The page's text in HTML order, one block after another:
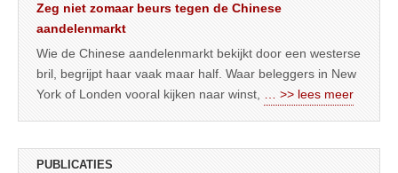
Zeg niet zomaar beurs tegen de Chinese
aandelenmarkt
Wie de Chinese aandelenmarkt bekijkt door een westerse
bril, begrijpt haar vaak maar half. Waar beleggers in New
York of Londen vooral kijken naar winst, … >> lees meer
PUBLICATIES